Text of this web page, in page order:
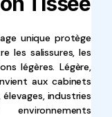
unique protège
les salissures, les
légères. Légère,
aux cabinets
industries